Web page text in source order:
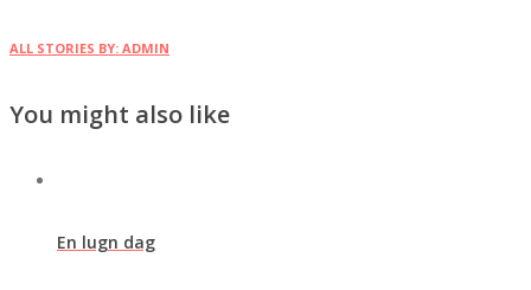
ALL STORIES BY: ADMIN
You might also like
En lugn dag